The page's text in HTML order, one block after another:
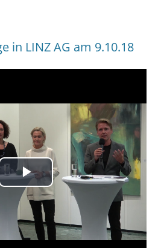
in LINZ AG am 9.10.18